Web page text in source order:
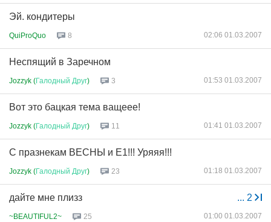
Эй. кондитеры
QuiProQuo 8 02:06 01.03.2007
Неспящий в Заречном
Jozzyk (Галодный Друг) 3 01:53 01.03.2007
Вот это бацкая тема ващеее!
Jozzyk (Галодный Друг) 11 01:41 01.03.2007
С празнекам ВЕСНЫ и Е1!!! Уряяя!!!
Jozzyk (Галодный Друг) 23 01:18 01.03.2007
... 2
дайте мне плизз
~BEAUTIFUL2~ 25 01:00 01.03.2007